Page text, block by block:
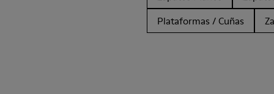
Plataformas / Cuñas